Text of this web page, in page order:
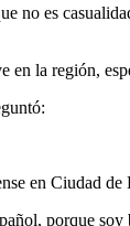
no es
la región,
en Ciudad de
porque soy